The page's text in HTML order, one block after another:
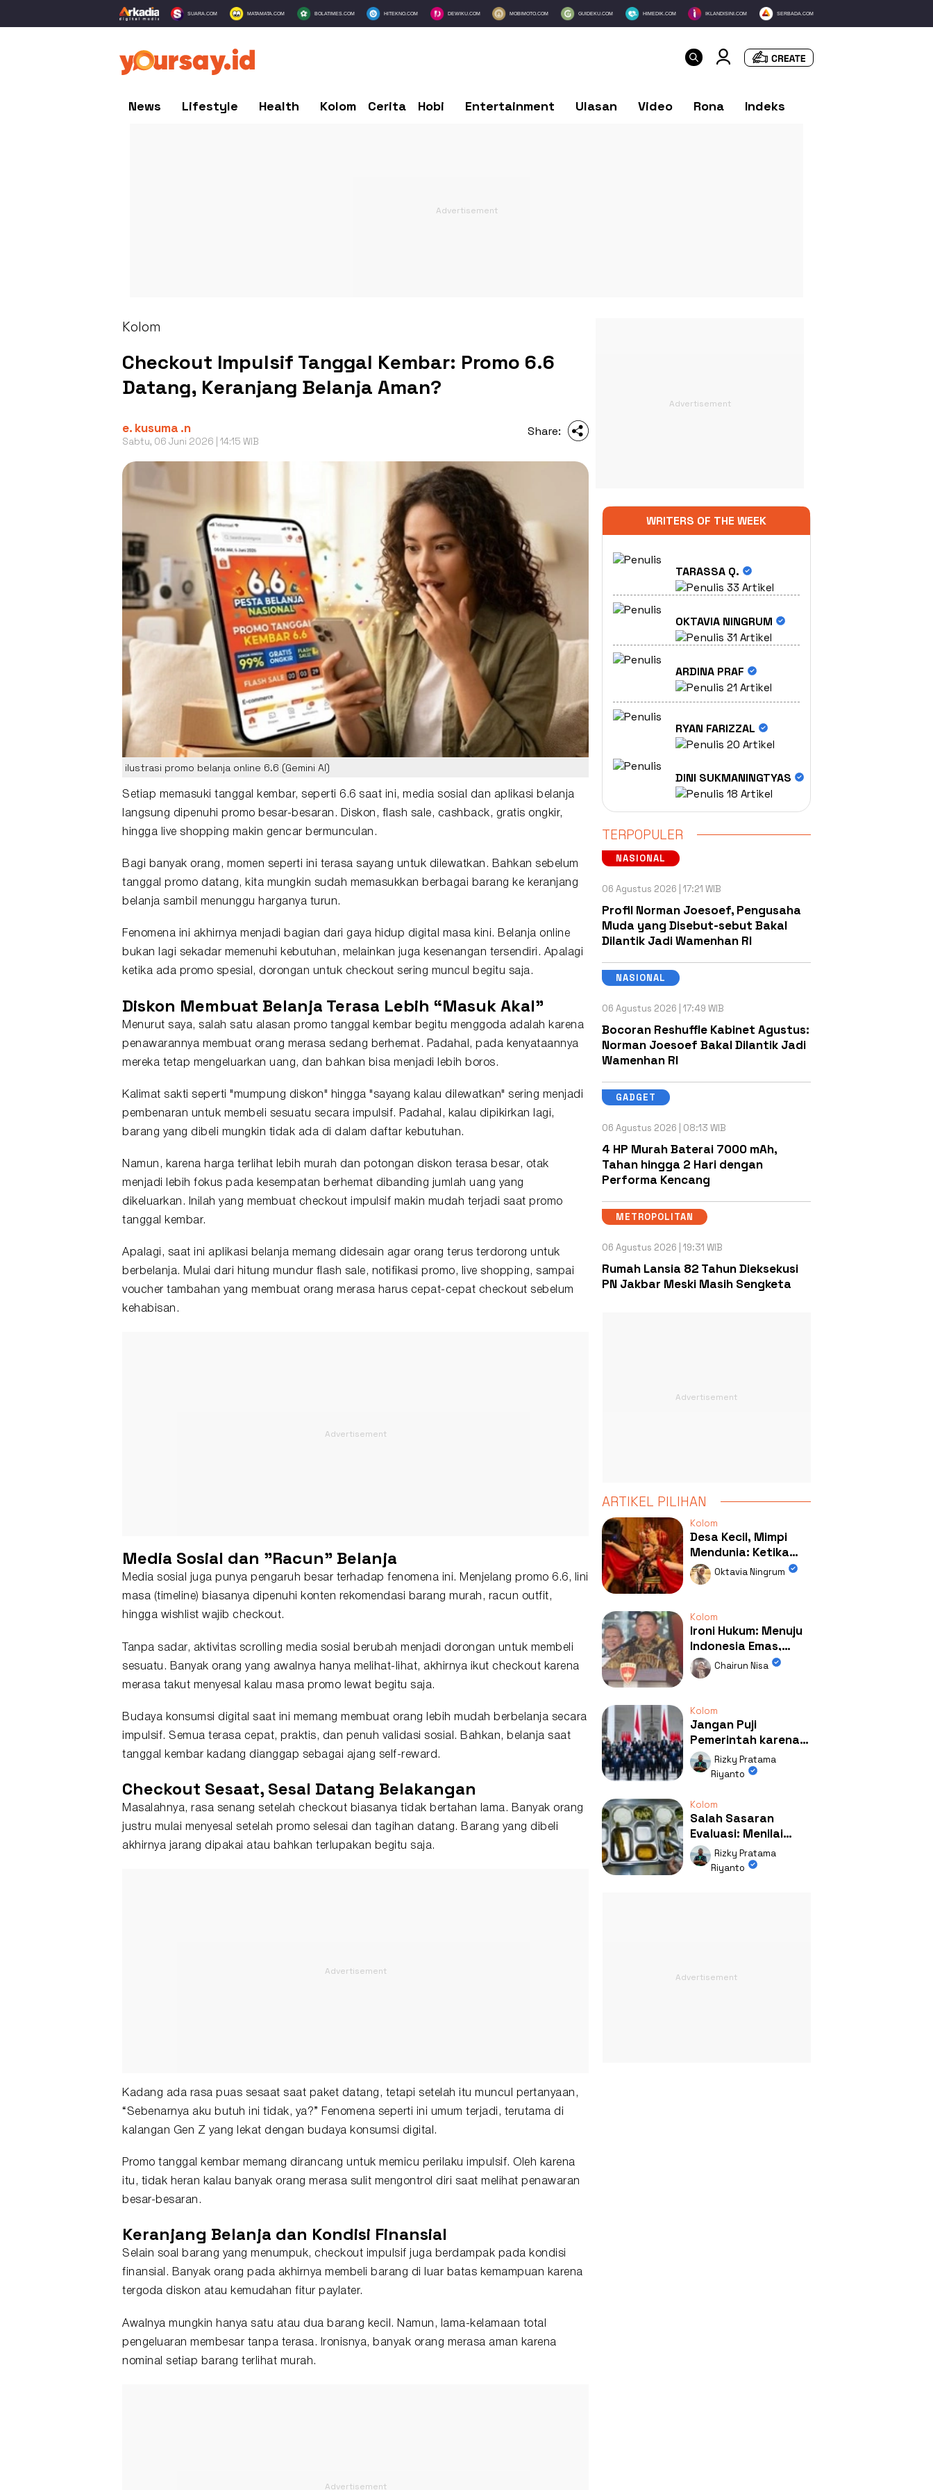
SUARA.COM MATAMATA.COM BOLATIMES.COM HITEKNO.COM DEWIKU.COM MOBIMOTO.COM GUIDEKU.COM HIMEDIK.COM IKLANDISINI.COM SERBADA.COM
News Lifestyle Health Kolom Cerita Hobi Entertainment Ulasan Video Rona Indeks
Kolom
Checkout Impulsif Tanggal Kembar: Promo 6.6
Datang, Keranjang Belanja Aman?
e. kusuma .n
Sabtu, 06 Juni 2026 | 14:15 WIB
Share:
ilustrasi promo belanja online 6.6 (Gemini AI)
Setiap memasuki tanggal kembar, seperti 6.6 saat ini, media sosial dan aplikasi belanja
langsung dipenuhi
promo besar-besaran. Diskon, flash sale, cashback, gratis ongkir,
hingga live shopping makin gencar bermunculan.
Bagi banyak orang, momen seperti ini terasa sayang untuk dilewatkan. Bahkan sebelum
tanggal promo datang, kita mungkin sudah memasukkan berbagai barang ke keranjang
belanja sambil menunggu harganya turun.
Fenomena ini akhirnya menjadi bagian dari gaya hidup digital masa kini. Belanja online
bukan lagi sekadar memenuhi kebutuhan, melainkan juga kesenangan tersendiri. Apalagi
ketika ada promo spesial, dorongan untuk checkout sering muncul begitu saja.
Diskon Membuat Belanja Terasa Lebih “Masuk Akal”
Menurut saya, salah satu alasan promo tanggal kembar begitu menggoda adalah karena
penawarannya membuat orang merasa sedang berhemat. Padahal, pada kenyataannya
mereka tetap mengeluarkan uang, dan bahkan bisa menjadi lebih boros.
Kalimat sakti seperti "mumpung diskon" hingga "sayang kalau dilewatkan" sering menjadi
pembenaran untuk membeli sesuatu secara impulsif. Padahal, kalau dipikirkan lagi,
barang yang dibeli mungkin tidak ada di dalam daftar kebutuhan.
Namun, karena harga terlihat lebih murah dan potongan diskon terasa besar, otak
menjadi lebih fokus pada kesempatan berhemat dibanding jumlah uang yang
dikeluarkan. Inilah yang membuat checkout impulsif makin mudah terjadi saat promo
tanggal kembar.
Apalagi, saat ini aplikasi belanja memang didesain agar orang terus terdorong untuk
berbelanja. Mulai dari hitung mundur flash sale, notifikasi promo, live shopping, sampai
voucher tambahan yang membuat orang merasa harus cepat-cepat checkout sebelum
kehabisan.
Media Sosial dan "Racun" Belanja
Media sosial juga punya pengaruh besar terhadap fenomena ini. Menjelang promo 6.6, lini
masa (timeline) biasanya dipenuhi konten rekomendasi barang murah, racun outfit,
hingga wishlist wajib checkout.
Tanpa sadar, aktivitas scrolling media sosial berubah menjadi dorongan untuk membeli
sesuatu. Banyak orang yang awalnya hanya melihat-lihat, akhirnya ikut checkout karena
merasa takut menyesal kalau masa promo lewat begitu saja.
Budaya konsumsi digital saat ini memang membuat orang lebih mudah berbelanja secara
impulsif. Semua terasa cepat, praktis, dan penuh validasi sosial. Bahkan, belanja saat
tanggal kembar kadang dianggap sebagai ajang self-reward.
Checkout Sesaat, Sesal Datang Belakangan
Masalahnya, rasa senang setelah checkout biasanya tidak bertahan lama. Banyak orang
justru mulai menyesal setelah promo selesai dan tagihan datang. Barang yang dibeli
akhirnya jarang dipakai atau bahkan terlupakan begitu saja.
Kadang ada rasa puas sesaat saat paket datang, tetapi setelah itu muncul pertanyaan,
“Sebenarnya aku butuh ini tidak, ya?” Fenomena seperti ini umum terjadi, terutama di
kalangan Gen Z yang lekat dengan budaya konsumsi digital.
Promo tanggal kembar memang dirancang untuk memicu perilaku impulsif. Oleh karena
itu, tidak heran kalau banyak orang merasa sulit mengontrol diri saat melihat penawaran
besar-besaran.
Keranjang Belanja dan Kondisi Finansial
Selain soal barang yang menumpuk, checkout impulsif juga berdampak pada kondisi
finansial. Banyak orang pada akhirnya membeli barang di luar batas kemampuan karena
tergoda diskon atau kemudahan fitur paylater.
Awalnya mungkin hanya satu atau dua barang kecil. Namun, lama-kelamaan total
pengeluaran membesar tanpa terasa. Ironisnya, banyak orang merasa aman karena
nominal setiap barang terlihat murah.
WRITERS OF THE WEEK
TARASSA Q.
33 Artikel
OKTAVIA NINGRUM
31 Artikel
ARDINA PRAF
21 Artikel
RYAN FARIZZAL
20 Artikel
DINI SUKMANINGTYAS
18 Artikel
TERPOPULER
NASIONAL
06 Agustus 2026 | 17:21 WIB
Profil Norman Joesoef, Pengusaha
Muda yang Disebut-sebut Bakal
Dilantik Jadi Wamenhan RI
NASIONAL
06 Agustus 2026 | 17:49 WIB
Bocoran Reshuffle Kabinet Agustus:
Norman Joesoef Bakal Dilantik Jadi
Wamenhan RI
GADGET
06 Agustus 2026 | 08:13 WIB
4 HP Murah Baterai 7000 mAh,
Tahan hingga 2 Hari dengan
Performa Kencang
METROPOLITAN
06 Agustus 2026 | 19:31 WIB
Rumah Lansia 82 Tahun Dieksekusi
PN Jakbar Meski Masih Sengketa
ARTIKEL PILIHAN
Kolom
Desa Kecil, Mimpi
Mendunia: Ketika
Kolaborasi
Mengubah Wajah
Oktavia Ningrum
Kolom
Ironi Hukum: Menuju
Indonesia Emas,
Ternyata Emasnya
Ada di Rumah Febrie!
Chairun Nisa
Kolom
Jangan Puji
Pemerintah karena
Kerja: Mengapa
Publik Begitu Mudah
Rizky Pratama
Riyanto
Kolom
Salah Sasaran
Evaluasi: Menilai
Program MBG Lewat
Respons Anak Itu
Rizky Pratama
Riyanto